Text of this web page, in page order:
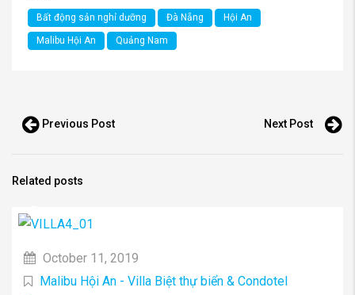
Bất động sản nghỉ dưỡng Đà Nẵng Hội An
Malibu Hội An Quảng Nam
Previous Post Next Post
Related posts
October 11, 2019
Malibu Hội An - Villa Biệt thự biển & Condotel